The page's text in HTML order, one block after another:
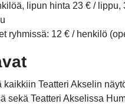
lipun hinta 23 € / lippu,
ryhmissä: 12 € / henkilö
kaikkiin Teatteri Akselin
sekä Teatteri Akselissa